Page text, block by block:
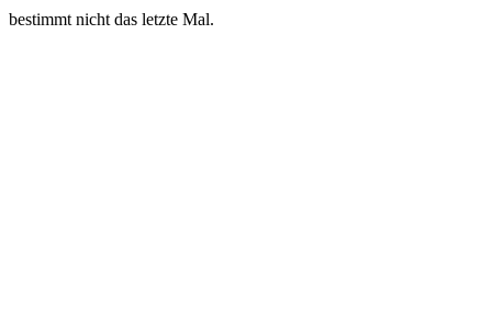
bestimmt nicht das letzte Mal.